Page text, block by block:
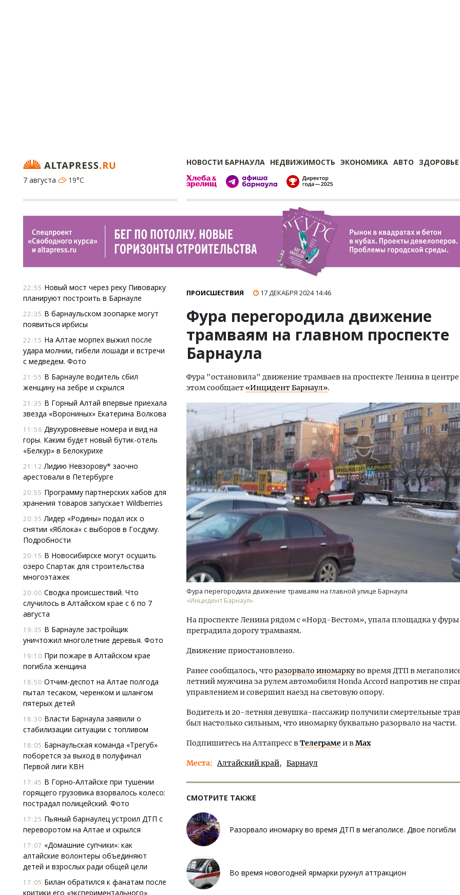
НОВОСТИ БАРНАУЛА НЕДВИЖИМОСТЬ ЭКОНОМИКА АВТО ЗДОРОВЬЕ
7 августа
19°C
22:55 Новый мост через реку Пивоварку
планируют построить в Барнауле
22:35 В барнаульском зоопарке могут
появиться ирбисы
22:15 На Алтае морпех выжил после
удара молнии, гибели лошади и встречи
с медведем. Фото
21:55 В Барнауле водитель сбил
женщину на зебре и скрылся
21:35 В Горный Алтай впервые приехала
звезда «Ворониных» Екатерина Волкова
11:56 Двухуровневые номера и вид на
горы. Каким будет новый бутик-отель
«Белкур» в Белокурихе
21:12 Лидию Невзорову* заочно
арестовали в Петербурге
20:55 Программу партнерских хабов для
хранения товаров запускает Wildberries
20:35 Лидер «Родины» подал иск о
снятии «Яблока» с выборов в Госдуму.
Подробности
20:15 В Новосибирске могут осушить
озеро Спартак для строительства
многоэтажек
20:00 Сводка происшествий. Что
случилось в Алтайском крае с 6 по 7
августа
19:35 В Барнауле застройщик
уничтожил многолетние деревья. Фото
19:10 При пожаре в Алтайском крае
погибла женщина
18:50 Отчим-деспот на Алтае полгода
пытал тесаком, черенком и шлангом
пятерых детей
18:30 Власти Барнаула заявили о
стабилизации ситуации с топливом
18:05 Барнаульская команда «Трегуб»
поборется за выход в полуфинал
Первой лиги КВН
17:45 В Горно-Алтайске при тушении
горящего грузовика взорвалось колесо:
пострадал полицейский. Фото
17:25 Пьяный барнаулец устроил ДТП с
переворотом на Алтае и скрылся
17:07 «Домашние супчики»: как
алтайские волонтеры объединяют
детей и взрослых ради общей цели
17:05 Билан обратился к фанатам после
критики его «экспериментального»
ПРОИСШЕСТВИЯ 17 ДЕКАБРЯ 202414:46
Фура перегородила движение
трамваям на главном проспекте
Барнаула
Фура "остановила" движение трамваев на проспекте Ленина в центре
этом сообщает«Инцидент Барнаул».
Фура перегородила движение трамваям на главной улице Барнаула
«Инцидент Барнаул»
На проспекте Ленина рядом с «Норд-Вестом», упала площадка у
преградила дорогу трамваям.
Движение приостановлено.
Ранее сообщалось, что разорвало иномаркуво время ДТП в
летний мужчина за рулем автомобиля Honda Accord напротив не
управлением и совершил наезд на световую опору.
Водитель и 20-летняя девушка-пассажир получили смертельные
был настолько сильным, что иномарку буквально разорвало на части.
Подпишитесь на Алтапресс вТелеграмеи вMax
Места Алтайский край Барнаул
СМОТРИТЕ ТАКЖЕ
Разорвало иномарку во время ДТП в мегаполисе. Двое погибли
Во время новогодней ярмарки рухнул аттракцион
Смелость архитектурных идей.
Генеральный директор компании
ЗИАС — об эстетике городов,
трендах в фасадах и развитии рынка
СТРОИТЕЛЬСТВО
Ищем новые берега. Гендиректор
«Жилищной инициативы» Юрий
Гатилов — о том, как девелоперу
оставаться на плаву, когда рынок
штормит
СТРОИТЕЛЬСТВО
Архитектурный код
земли. Мощение
плитами становится
стандартом
СТРОИТЕЛЬСТВО